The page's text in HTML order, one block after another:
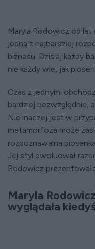
Maryla Rodowicz od lat
jedna z najbardziej
biznesu. Dzisiaj każdy
nie każdy wie, jak
Czas z jednymi
bardziej bezwzględnie,
Nie inaczej jest w
metamorfoza może
rozpoznawalna
Jej styl ewoluował
Rodowicz
Maryla
wyglądała